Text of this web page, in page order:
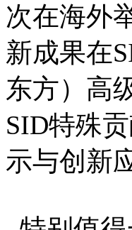
次在海外
新成果在
东方）高
SID特殊
示与创新